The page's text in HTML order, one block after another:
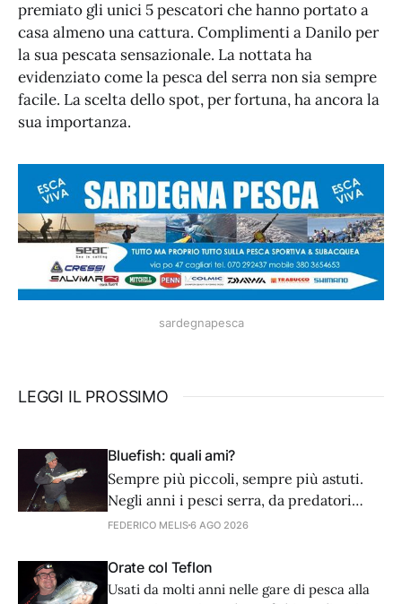
premiato gli unici 5 pescatori che hanno portato a
casa almeno una cattura. Complimenti a Danilo per
la sua pescata sensazionale. La nottata ha
evidenziato come la pesca del serra non sia sempre
facile. La scelta dello spot, per fortuna, ha ancora la
sua importanza.
sardegnapesca
LEGGI IL PROSSIMO
Bluefish: quali ami?
Sempre più piccoli, sempre più astuti.
Negli anni i pesci serra, da predatori
golosi e avventati, sembra siano diventati
dobbiamo adattare tecnica e
attrezzatura. Partiamo dagli ami.
FEDERICO MELIS6 AGO 2026
Orate col Teflon
Usati da molti anni nelle gare di pesca alla